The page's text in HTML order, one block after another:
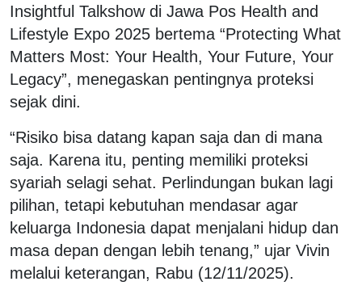
Insightful Talkshow di Jawa Pos Health and
Lifestyle Expo 2025 bertema “Protecting What
Matters Most: Your Health, Your Future, Your
Legacy”, menegaskan pentingnya proteksi
sejak dini.
“Risiko bisa datang kapan saja dan di mana
saja. Karena itu, penting memiliki proteksi
syariah selagi sehat. Perlindungan bukan lagi
pilihan, tetapi kebutuhan mendasar agar
keluarga Indonesia dapat menjalani hidup dan
masa depan dengan lebih tenang,” ujar Vivin
melalui keterangan, Rabu (12/11/2025).